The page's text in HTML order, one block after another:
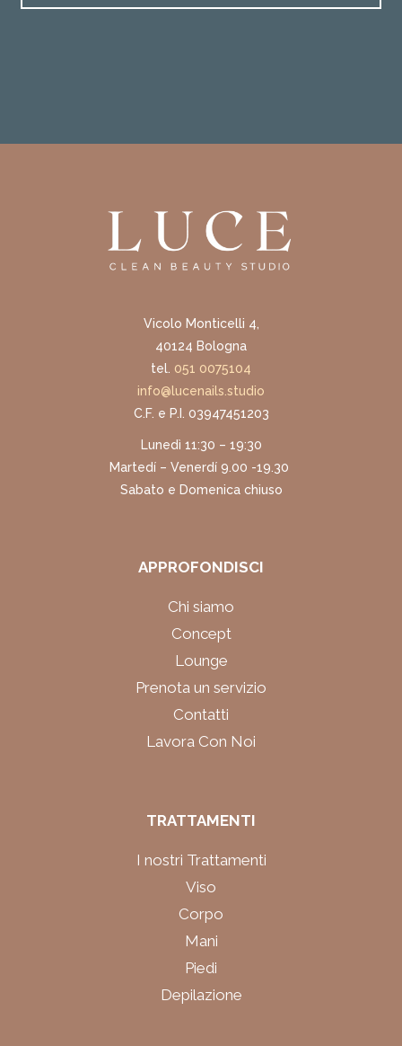
Vicolo Monticelli 4,
40124 Bologna
tel. 051 0075104
info@lucenails.studio
C.F. e P.I. 03947451203
Lunedì 11:30 – 19:30
Martedí – Venerdí 9.00 -19.30
Sabato e Domenica chiuso
APPROFONDISCI
Chi siamo
Concept
Lounge
Prenota un servizio
Contatti
Lavora Con Noi
TRATTAMENTI
I nostri Trattamenti
Viso
Corpo
Mani
Piedi
Depilazione